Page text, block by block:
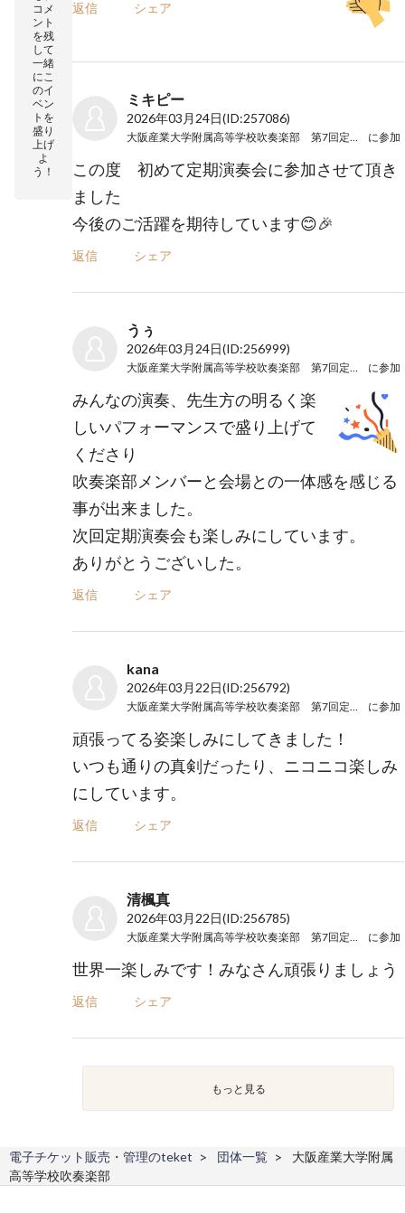
コメ
ント
を残
して
一緒
にこ
のイ
ベン
トを
盛り
上げ
よ
う！
返信 シェア
ミキピー
2026年03月24日(ID:257086)
大阪産業大学附属高等学校吹奏楽部 第7回定期演奏会 に参加
この度 初めて定期演奏会に参加させて頂き
ました
今後のご活躍を期待しています😊🎉
返信 シェア
うぅ
2026年03月24日(ID:256999)
大阪産業大学附属高等学校吹奏楽部 第7回定期演奏会 に参加
みんなの演奏、先生方の明るく楽
しいパフォーマンスで盛り上げて
くださり
吹奏楽部メンバーと会場との一体感を感じる
事が出来ました。
次回定期演奏会も楽しみにしています。
ありがとうございした。
返信 シェア
kana
2026年03月22日(ID:256792)
大阪産業大学附属高等学校吹奏楽部 第7回定期演奏会 に参加
頑張ってる姿楽しみにしてきました！
いつも通りの真剣だったり、ニコニコ楽しみ
にしています。
返信 シェア
清楓真
2026年03月22日(ID:256785)
大阪産業大学附属高等学校吹奏楽部 第7回定期演奏会 に参加
世界一楽しみです！みなさん頑張りましょう
返信 シェア
もっと見る
電子チケット販売・管理のteket 団体一覧
大阪産業大学附属
高等学校吹奏楽部